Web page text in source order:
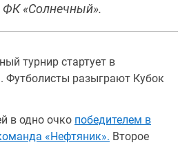
ФК «Солнечный».
турнир стартует в
Футболисты разыграют Кубок
в одно очко победителем в
«Нефтяник». Второе